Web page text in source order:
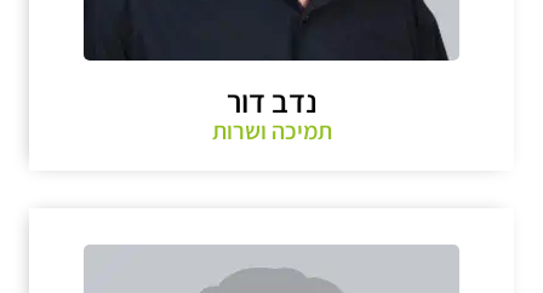
נדב דור
תמיכה ושרות